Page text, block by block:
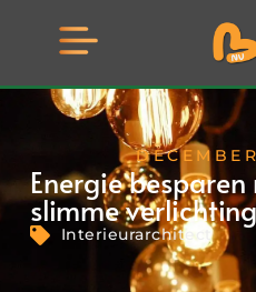
Energie besparen
slimme verlichting
Interieurarchitect